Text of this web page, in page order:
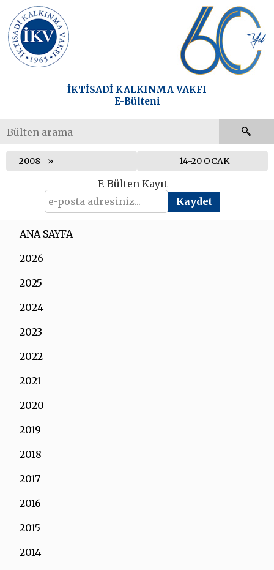
İKTİSADİ KALKINMA VAKFI
E-Bülteni
2008 14-20 OCAK
E-Bülten Kayıt
ANA SAYFA
2026
2025
2024
2023
2022
2021
2020
2019
2018
2017
2016
2015
2014